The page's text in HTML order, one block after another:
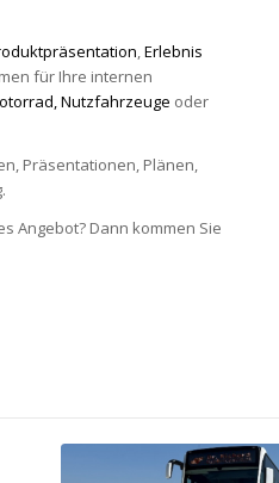
,Erlebnis
für Ihre internen
Nutzfahrzeuge oder
Präsentationen, Plänen,
Angebot? Dann kommen Sie